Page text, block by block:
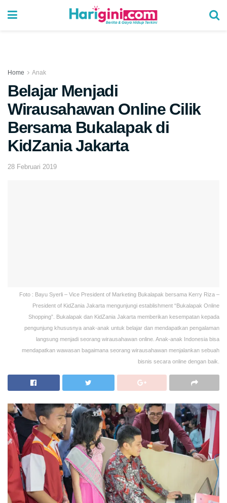
Home Anak
Belajar Menjadi
Wirausahawan Online Cilik
Bersama Bukalapak di
KidZania Jakarta
28 Februari 2019
Foto : Bayu Syerli – Vice President of Marketing Bukalapak bersama Kerry Riza –
President of KidZania Jakarta mengunjungi establishment “Bukalapak Online
Shopping”. Bukalapak dan KidZania Jakarta memberikan kesempatan kepada
pengunjung khususnya anak-anak untuk belajar dan mendapatkan pengalaman
langsung menjadi seorang wirausahawan online. Anak-anak Indonesia bisa
mendapatkan wawasan bagaimana seorang wirausahawan menjalankan sebuah
bisnis secara online dengan baik.